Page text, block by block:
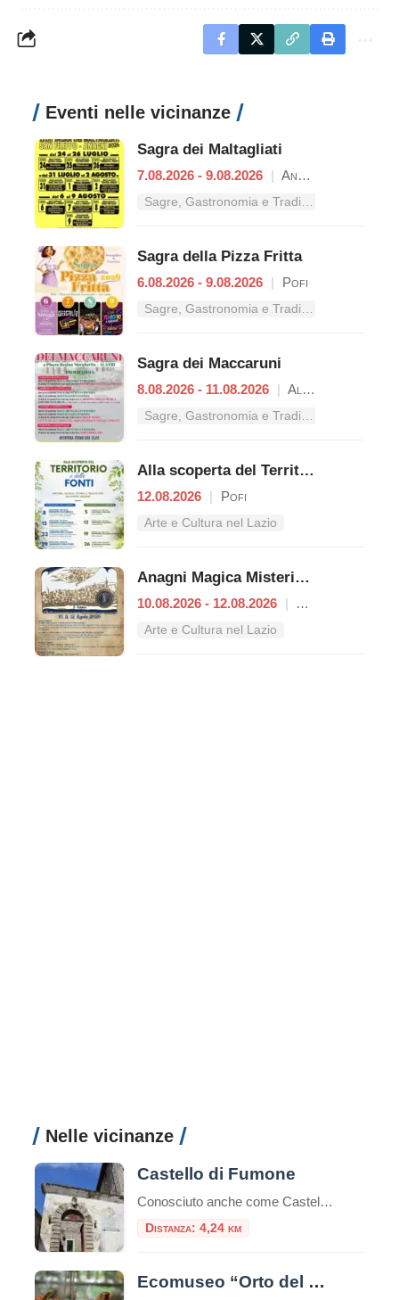
Eventi nelle vicinanze
Sagra dei Maltagliati
7.08.2026 - 9.08.2026 | Anagni
Sagra della Pizza Fritta
6.08.2026 - 9.08.2026 | Pofi
Sagra dei Maccaruni
8.08.2026 - 11.08.2026 | Alatri
Alla scoperta del Territorio e delle Fonti
12.08.2026 | Pofi
Arte e Cultura nel Lazio
Anagni Magica Misteriosa
10.08.2026 - 12.08.2026 |
Arte e Cultura nel Lazio
Nelle vicinanze
Castello di Fumone
Conosciuto anche come Castello Longhi-De Paolis il Castello di Fumone si trova ad una altezza di 800 mt, al centro del paese di Fumone. Il Castello è famoso per essere stata la prigione di Celestino V, nonché il luogo della sua morte, e per ospi
Distanza: 4,24 km
Ecomuseo “Orto del Centauro Chirone”